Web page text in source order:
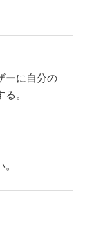
ーに自分の
。